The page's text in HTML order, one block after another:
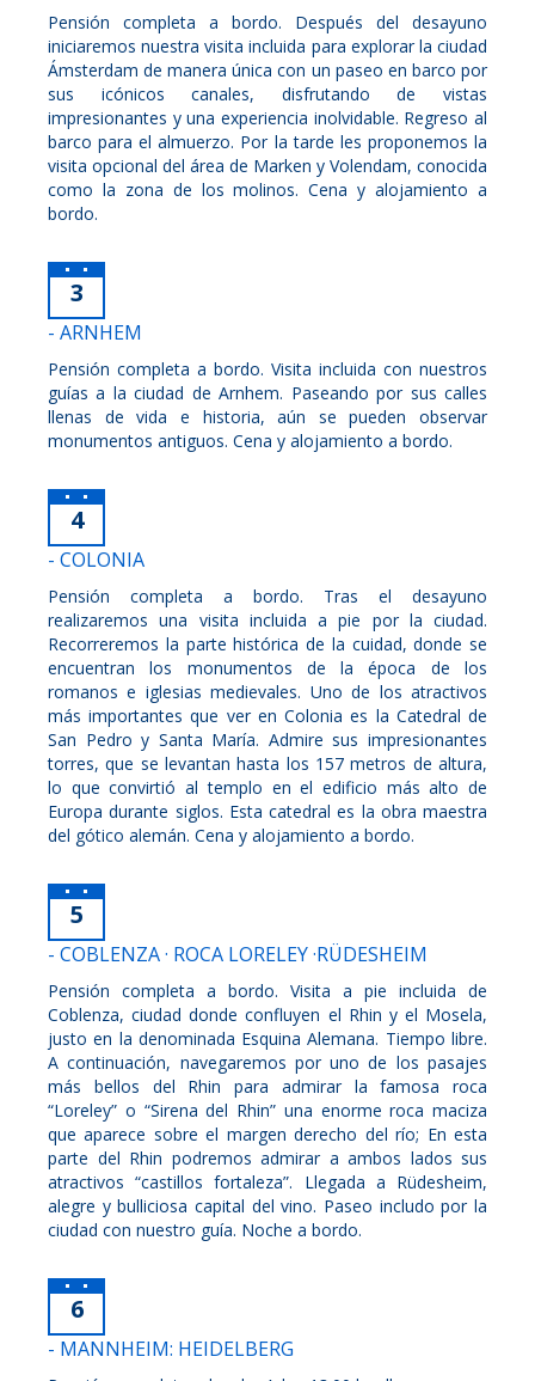
Pensión completa a bordo. Después del desayuno
iniciaremos nuestra visita incluida para explorar la ciudad
Ámsterdam de manera única con un paseo en barco por
sus icónicos canales, disfrutando de vistas
impresionantes y una experiencia inolvidable. Regreso al
barco para el almuerzo. Por la tarde les proponemos la
visita opcional del área de Marken y Volendam, conocida
como la zona de los molinos. Cena y alojamiento a
bordo.
3
- ARNHEM
Pensión completa a bordo. Visita incluida con nuestros
guías a la ciudad de Arnhem. Paseando por sus calles
llenas de vida e historia, aún se pueden observar
monumentos antiguos. Cena y alojamiento a bordo.
4
- COLONIA
Pensión completa a bordo. Tras el desayuno
realizaremos una visita incluida a pie por la ciudad.
Recorreremos la parte histórica de la cuidad, donde se
encuentran los monumentos de la época de los
romanos e iglesias medievales. Uno de los atractivos
más importantes que ver en Colonia es la Catedral de
San Pedro y Santa María. Admire sus impresionantes
torres, que se levantan hasta los 157 metros de altura,
lo que convirtió al templo en el edificio más alto de
Europa durante siglos. Esta catedral es la obra maestra
del gótico alemán. Cena y alojamiento a bordo.
5
- COBLENZA · ROCA LORELEY ·RÜDESHEIM
Pensión completa a bordo. Visita a pie incluida de
Coblenza, ciudad donde confluyen el Rhin y el Mosela,
justo en la denominada Esquina Alemana. Tiempo libre.
A continuación, navegaremos por uno de los pasajes
más bellos del Rhin para admirar la famosa roca
“Loreley” o “Sirena del Rhin” una enorme roca maciza
que aparece sobre el margen derecho del río; En esta
parte del Rhin podremos admirar a ambos lados sus
atractivos “castillos fortaleza”. Llegada a Rüdesheim,
alegre y bulliciosa capital del vino. Paseo includo por la
ciudad con nuestro guía. Noche a bordo.
6
- MANNHEIM: HEIDELBERG